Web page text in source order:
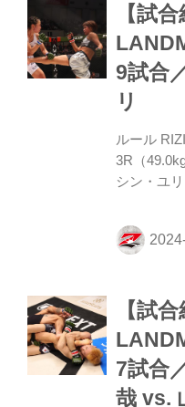
ャブ・ス
その上で
背負わせ
が、井上
フェイン
せる。井
藤は首を
【試
9試合
リ
ルール
3R（
シン・ユ
とローで
し、RENA
じりをカ
だが、
ディを効
対し指を
る。再開
【試
7試合
哉 vs.